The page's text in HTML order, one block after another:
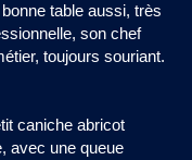
table aussi, très
son chef
toujours souriant.
caniche abricot
avec une queue